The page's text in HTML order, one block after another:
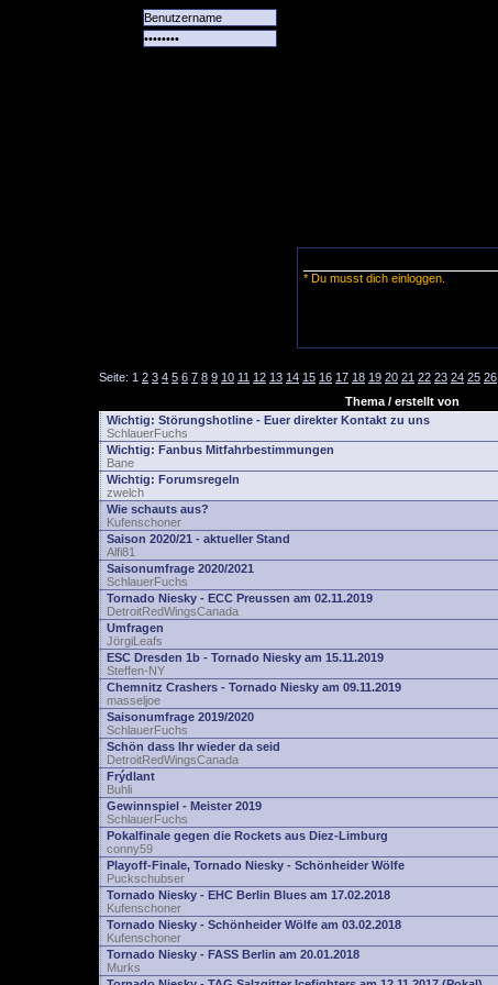
* Du musst dich einloggen.
Seite: 1 2 3 4 5 6 7 8 9 10 11 12 13 14 15 16 17 18 19 20 21 22 23 24 25 26
Thema / erstellt von
Wichtig: Störungshotline - Euer direkter Kontakt zu uns
SchlauerFuchs
Wichtig: Fanbus Mitfahrbestimmungen
Bane
Wichtig: Forumsregeln
zwelch
Wie schauts aus?
Kufenschoner
Saison 2020/21 - aktueller Stand
Alfi81
Saisonumfrage 2020/2021
SchlauerFuchs
Tornado Niesky - ECC Preussen am 02.11.2019
DetroitRedWingsCanada
Umfragen
JörgiLeafs
ESC Dresden 1b - Tornado Niesky am 15.11.2019
Steffen-NY
Chemnitz Crashers - Tornado Niesky am 09.11.2019
masseljoe
Saisonumfrage 2019/2020
SchlauerFuchs
Schön dass Ihr wieder da seid
DetroitRedWingsCanada
Frýdlant
Buhli
Gewinnspiel - Meister 2019
SchlauerFuchs
Pokalfinale gegen die Rockets aus Diez-Limburg
conny59
Playoff-Finale, Tornado Niesky - Schönheider Wölfe
Puckschubser
Tornado Niesky - EHC Berlin Blues am 17.02.2018
Kufenschoner
Tornado Niesky - Schönheider Wölfe am 03.02.2018
Kufenschoner
Tornado Niesky - FASS Berlin am 20.01.2018
Murks